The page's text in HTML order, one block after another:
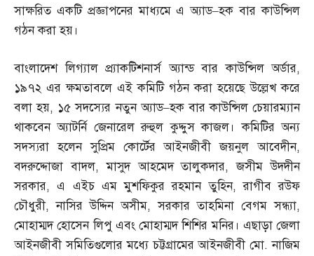
সাক্ষরিত একটি প্রজ্ঞাপনের মাধ্যমে এ অ্যাড–হক বার কাউন্সিল
গঠন করা হয়।
বাংলাদেশ লিগ্যাল প্র্যাকটিশনার্স অ্যান্ড বার কাউন্সিল অর্ডার,
১৯৭২ এর ক্ষমতাবলে এই কমিটি গঠন করা হয়েছে উল্লেখ করে
বলা হয়, ১৫ সদস্যের নতুন অ্যাড–হক বার কাউন্সিল চেয়ারম্যান
থাকবেন অ্যাটর্নি জেনারেল রুহুল কুদ্দুস কাজল। কমিটির অন্য
সদস্যরা হলেন সুপ্রিম কোর্টের আইনজীবী জয়নুল আবেদীন,
বদরুদ্দোজা বাদল,মাসুদ আহমেদ তালুকদার,জসীম উদদীন
সরকার,এ এইচ এম মুশফিকুর রহমান তুহিন,রাগীব রউফ
চৌধুরী,নাসির উদ্দিন অসীম,সরকার তাহমিনা বেগম সন্ধ্যা,
মোহাম্মদ হোসেন লিপু এবং মোহাম্মদ শিশির মনির। এছাড়া জেলা
আইনজীবী সমিতিগুলোর মধ্যে চট্টগ্রামের আইনজীবী মো.নাজিম